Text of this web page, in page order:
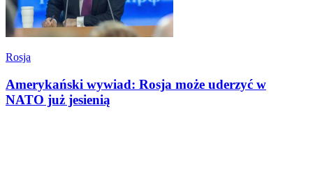
Rosja
Amerykański wywiad: Rosja może uderzyć w
NATO już jesienią